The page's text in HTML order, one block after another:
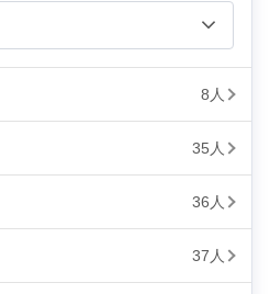
8人
35人
36人
37人